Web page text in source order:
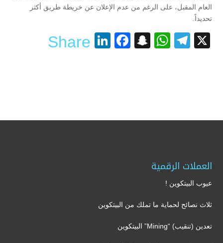
العام المقبل، على الرغم من عدم الإعلان عن خريطة طريق أكثر
تحديداً.
X
Telegram
WhatsApp
Snapchat
Facebook
LinkedIn
Share
العملات الرقمية
عيوب البيتكوين !
ثلاث نصائح لحماية ما تملك من البيتكوين
تعدين (تنقيب) “Mining” البيتكوين